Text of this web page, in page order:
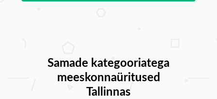
Samade kategooriatega
meeskonnaüritused
Tallinnas